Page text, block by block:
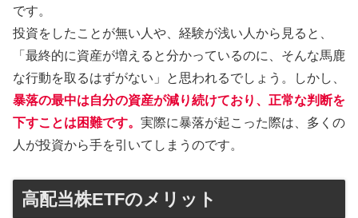
です。
投資をしたことが無い人や、経験が浅い人から見ると、
「最終的に資産が増えると分かっているのに、そんな馬鹿
な行動を取るはずがない」と思われるでしょう。しかし、
暴落の最中は自分の資産が減り続けており、正常な判断を
下すことは困難です。 実際に暴落が起こった際は、多くの
人が投資から手を引いてしまうのです。
高配当株ETFのメリット